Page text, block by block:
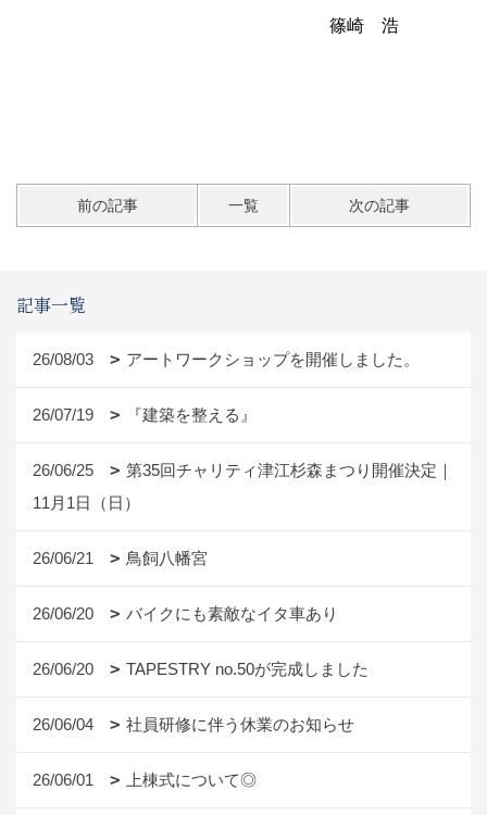
篠崎 浩
前の記事 一覧 次の記事
記事一覧
26/08/03 アートワークショップを開催しました。
26/07/19 『建築を整える』
26/06/25
第35回チャリティ津江杉森まつり開催決定｜
11月1日（日）
26/06/21 鳥飼八幡宮
26/06/20 バイクにも素敵なイタ車あり
26/06/20 TAPESTRY no.50が完成しました
26/06/04 社員研修に伴う休業のお知らせ
26/06/01 上棟式について◎